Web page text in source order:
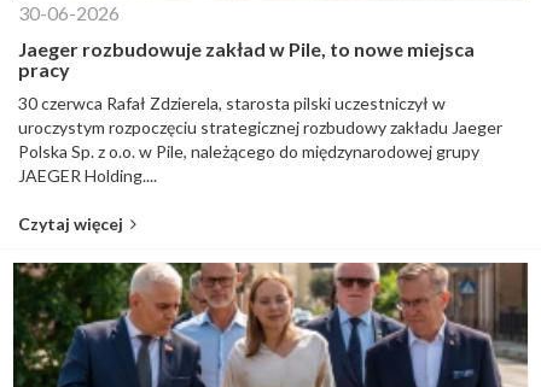
30-06-2026
Jaeger rozbudowuje zakład w Pile, to nowe miejsca
pracy
30 czerwca Rafał Zdzierela, starosta pilski uczestniczył w
uroczystym rozpoczęciu strategicznej rozbudowy zakładu Jaeger
Polska Sp. z o.o. w Pile, należącego do międzynarodowej grupy
JAEGER Holding....
Czytaj więcej